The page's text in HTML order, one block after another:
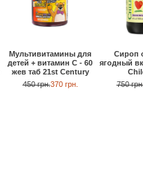
Мультивитамины для
детей + витамин С - 60
жев таб 21st Century
450 грн.370 грн.
Сироп
ягодный
750